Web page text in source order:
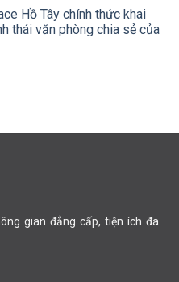
Hồ Tây chính thức khai
thái văn phòng chia sẻ của
gian đẳng cấp, tiện ích đa